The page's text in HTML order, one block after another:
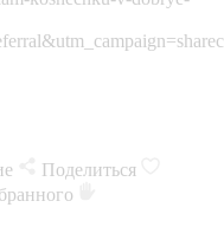
Поделиться